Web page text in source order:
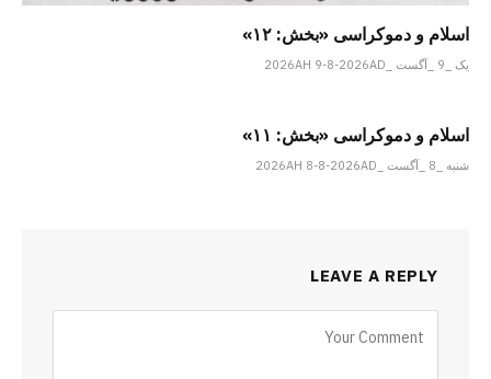
اسلام و دموکراسی «بخش: ۱۲»
یک _9 _آگست _2026AH 9-8-2026AD
اسلام و دموکراسی «بخش: ۱۱»
شنبه _8 _آگست _2026AH 8-8-2026AD
LEAVE A REPLY